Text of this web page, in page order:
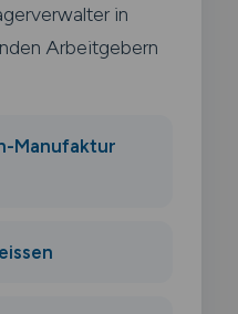
in
Arbeitgebern
Manufaktur